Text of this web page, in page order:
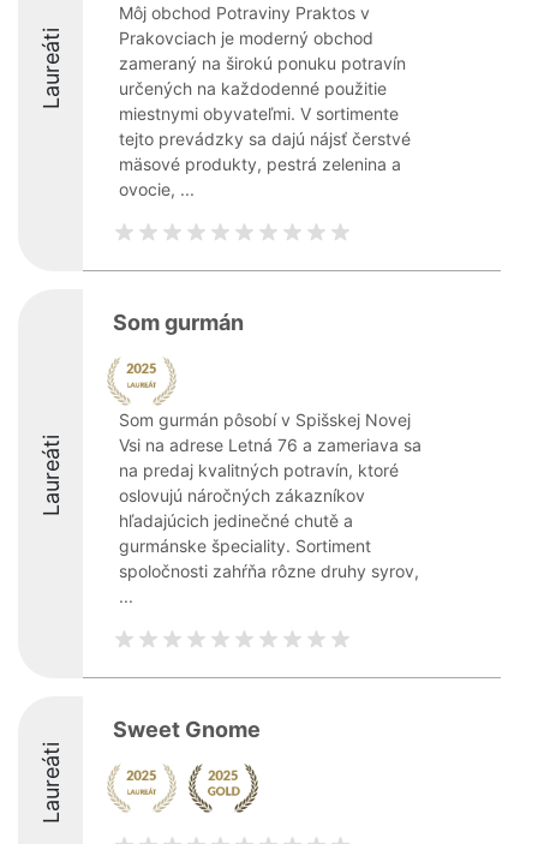
Laureáti
Môj obchod Potraviny Praktos v
Prakovciach je moderný obchod
zameraný na širokú ponuku potravín
určených na každodenné použitie
miestnymi obyvateľmi. V sortimente
tejto prevádzky sa dajú nájsť čerstvé
mäsové produkty, pestrá zelenina a
ovocie, ...
Laureáti
Som gurmán
Som gurmán pôsobí v Spišskej Novej
Vsi na adrese Letná 76 a zameriava sa
na predaj kvalitných potravín, ktoré
oslovujú náročných zákazníkov
hľadajúcich jedinečné chutě a
gurmánske špeciality. Sortiment
spoločnosti zahŕňa rôzne druhy syrov,
...
Laureáti
Sweet Gnome